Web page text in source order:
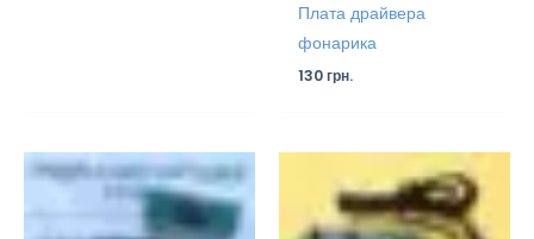
Плата драйвера
фонарика
130грн.